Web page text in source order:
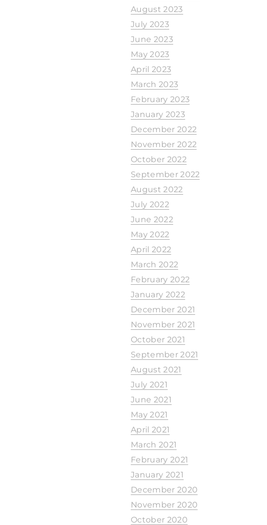
August 2023
July 2023
June 2023
May 2023
April 2023
March 2023
February 2023
January 2023
December 2022
November 2022
October 2022
September 2022
August 2022
July 2022
June 2022
May 2022
April 2022
March 2022
February 2022
January 2022
December 2021
November 2021
October 2021
September 2021
August 2021
July 2021
June 2021
May 2021
April 2021
March 2021
February 2021
January 2021
December 2020
November 2020
October 2020